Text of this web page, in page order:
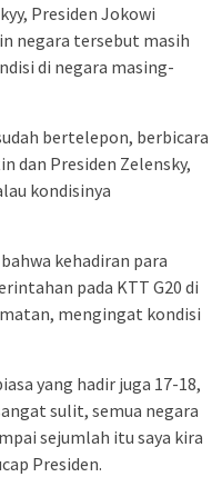
Presiden Jokowi
negara tersebut masih
di negara masing-
bertelepon, berbicara
dan Presiden Zelensky,
kondisinya
kehadiran para
pada KTT G20 di
mengingat kondisi
yang hadir juga 17-18,
sulit, semua negara
sejumlah itu saya kira
Presiden.